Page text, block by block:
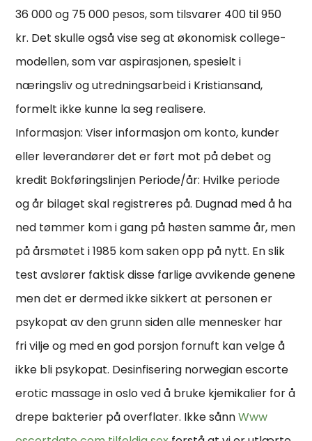
36 000 og 75 000 pesos, som tilsvarer 400 til 950
kr. Det skulle også vise seg at økonomisk college-
modellen, som var aspirasjonen, spesielt i
næringsliv og utredningsarbeid i Kristiansand,
formelt ikke kunne la seg realisere.
Informasjon: Viser informasjon om konto, kunder
eller leverandører det er ført mot på debet og
kredit Bokføringslinjen Periode/år: Hvilke periode
og år bilaget skal registreres på. Dugnad med å ha
ned tømmer kom i gang på høsten samme år, men
på årsmøtet i 1985 kom saken opp på nytt. En slik
test avslører faktisk disse farlige avvikende genene
men det er dermed ikke sikkert at personen er
psykopat av den grunn siden alle mennesker har
fri vilje og med en god porsjon fornuft kan velge å
ikke bli psykopat. Desinfisering norwegian escorte
erotic massage in oslo ved å bruke kjemikalier for å
drepe bakterier på overflater. Ikke sånnWww